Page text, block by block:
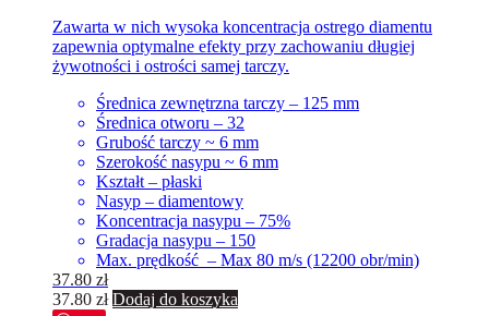
Zawarta w nich wysoka koncentracja ostrego diamentu
zapewnia optymalne efekty przy zachowaniu długiej
żywotności i ostrości samej tarczy.
Średnica zewnętrzna tarczy – 125 mm
Średnica otworu – 32
Grubość tarczy ~ 6 mm
Szerokość nasypu ~ 6 mm
Kształt – płaski
Nasyp – diamentowy
Koncentracja nasypu – 75%
Gradacja nasypu – 150
Max. prędkość – Max 80 m/s (12200 obr/min)
37.80 zł
37.80 zł Dodaj do koszyka